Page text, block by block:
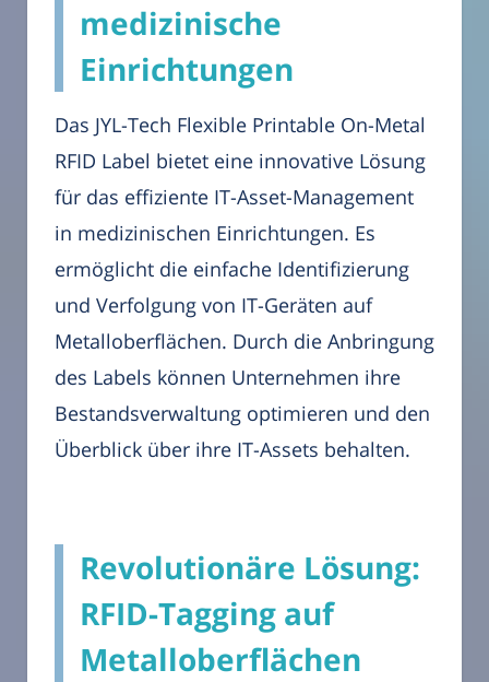
medizinische
Einrichtungen
Das JYL-Tech Flexible Printable On-Metal
RFID Label bietet eine innovative Lösung
für das effiziente IT-Asset-Management
in medizinischen Einrichtungen. Es
ermöglicht die einfache Identifizierung
und Verfolgung von IT-Geräten auf
Metalloberflächen. Durch die Anbringung
des Labels können Unternehmen ihre
Bestandsverwaltung optimieren und den
Überblick über ihre IT-Assets behalten.
Revolutionäre Lösung:
RFID-Tagging auf
Metalloberflächen